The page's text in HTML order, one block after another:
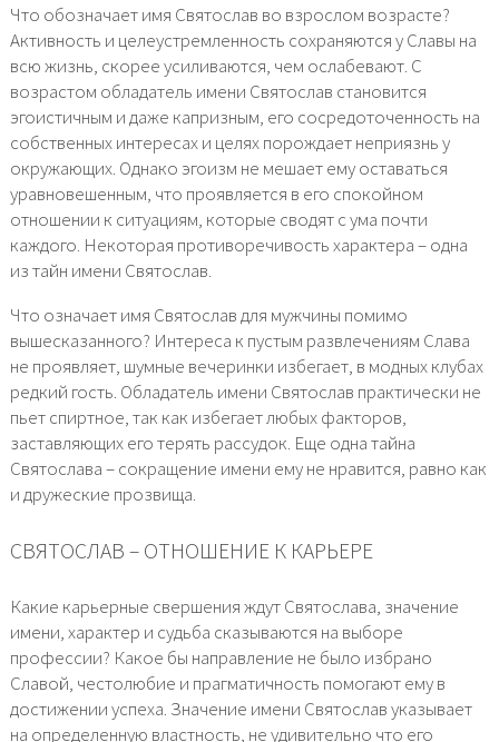
Что обозначает имя Святослав во взрослом возрасте?
Активность и целеустремленность сохраняются у Славы на
всю жизнь, скорее усиливаются, чем ослабевают. С
возрастом обладатель имени Святослав становится
эгоистичным и даже капризным, его сосредоточенность на
собственных интересах и целях порождает неприязнь у
окружающих. Однако эгоизм не мешает ему оставаться
уравновешенным, что проявляется в его спокойном
отношении к ситуациям, которые сводят с ума почти
каждого. Некоторая противоречивость характера – одна
из тайн имени Святослав.
Что означает имя Святослав для мужчины помимо
вышесказанного? Интереса к пустым развлечениям Слава
не проявляет, шумные вечеринки избегает, в модных клубах
редкий гость. Обладатель имени Святослав практически не
пьет спиртное, так как избегает любых факторов,
заставляющих его терять рассудок. Еще одна тайна
Святослава – сокращение имени ему не нравится, равно как
и дружеские прозвища.
СВЯТОСЛАВ – ОТНОШЕНИЕ К КАРЬЕРЕ
Какие карьерные свершения ждут Святослава, значение
имени, характер и судьба сказываются на выборе
профессии? Какое бы направление не было избрано
Славой, честолюбие и прагматичность помогают ему в
достижении успеха. Значение имени Святослав указывает
на определенную властность, не удивительно что его